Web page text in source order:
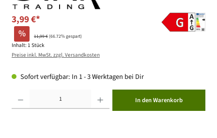
3,99 €*
% 11,99 €(66.72% gespart)
Inhalt: 1 Stück
Preise inkl. MwSt. zzgl. Versandkosten
Sofort verfügbar: In 1 - 3 Werktagen bei Dir
In den Warenkorb